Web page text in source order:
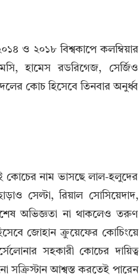
ও ২০১৮ বিশ্বকাপে কলম্বিয়ার
হামেস রডরিগেজ, সের্জিও
কোচ হিসেবে তিনবার অনুর্ধ্ব
কোচের নাম ভাসছে লাল-হলুদের
সেল্টা, রিয়াল সোসিয়েদাদ,
অভিজ্ঞতা না থাকলেও তরুণ
জোহান ক্রুয়েফের কোচিংয়ে
সহকারী কোচের দায়িত্ব
সক্রিস্টান আশ্বস্ত করতেই পারেন